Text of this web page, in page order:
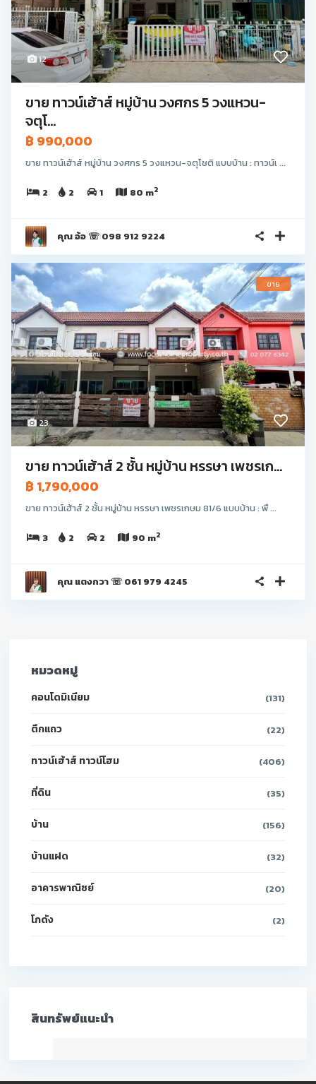
12
ขาย ทาวน์เฮ้าส์ หมู่บ้าน วงศกร 5 วงแหวน-
จตุโ...
฿ 990,000
ขาย ทาวน์เฮ้าส์ หมู่บ้าน วงศกร 5 วงแหวน-จตุโชติ แบบบ้าน : ทาวน์เ ...
2 2 1 80 m2
คุณ อ้อ ☏ 098 912 9224
23
ขาย
ขาย ทาวน์เฮ้าส์ 2 ชั้น หมู่บ้าน หรรษา เพชรเก...
฿ 1,790,000
ขาย ทาวน์เฮ้าส์ 2 ชั้น หมู่บ้าน หรรษา เพชรเกษม 81/6 แบบบ้าน : พื ...
3 2 2 90 m2
คุณ แตงกวา ☏ 061 979 4245
หมวดหมู่
คอนโดมิเนียม (131)
ตึกแถว (22)
ทาวน์เฮ้าส์ ทาวน์โฮม (406)
ที่ดิน (35)
บ้าน (156)
บ้านแฝด (32)
อาคารพาณิชย์ (20)
โกดัง (2)
สินทรัพย์แนะนำ